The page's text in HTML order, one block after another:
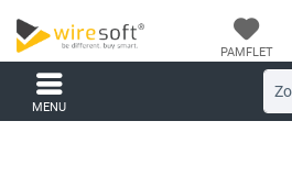
PAMFLET
MENU